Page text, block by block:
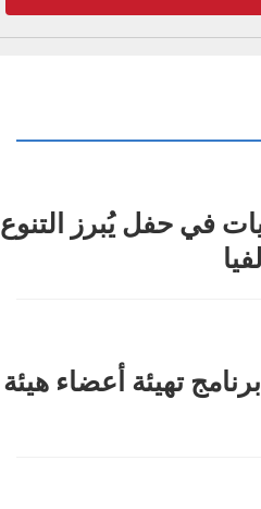
10 جنسيات في حفل يُبرز التنوع
تهيئة أعضاء هيئة